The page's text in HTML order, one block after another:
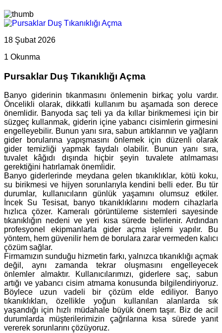
18 Şubat 2026
1 Okunma
Pursaklar Duş Tıkanıklığı Açma
Banyo giderinin tıkanmasını önlemenin birkaç yolu vardır.
Öncelikli olarak, dikkatli kullanım bu aşamada son derece
önemlidir. Banyoda saç teli ya da kıllar birikmemesi için bir
süzgeç kullanmak, giderin içine yabancı cisimlerin girmesini
engelleyebilir. Bunun yanı sıra, sabun artıklarının ve yağların
gider borularına yapışmasını önlemek için düzenli olarak
gider temizliği yapmak faydalı olabilir. Bunun yanı sıra,
tuvalet kâğıdı dışında hiçbir şeyin tuvalete atılmaması
gerektiğini hatırlamak önemlidir.
Banyo giderlerinde meydana gelen tıkanıklıklar, kötü koku,
su birikmesi ve hijyen sorunlarıyla kendini belli eder. Bu tür
durumlar, kullanıcıların günlük yaşamını olumsuz etkiler.
İncek Su Tesisat, banyo tıkanıklıklarını modern cihazlarla
hızlıca çözer. Kameralı görüntüleme sistemleri sayesinde
tıkanıklığın nedeni ve yeri kısa sürede belirlenir. Ardından
profesyonel ekipmanlarla gider açma işlemi yapılır. Bu
yöntem, hem güvenilir hem de borulara zarar vermeden kalıcı
çözüm sağlar.
Firmamızın sunduğu hizmetin farkı, yalnızca tıkanıklığı açmak
değil, aynı zamanda tekrar oluşmasını engelleyecek
önlemler almaktır. Kullanıcılarımızı, giderlere saç, sabun
artığı ve yabancı cisim atmama konusunda bilgilendiriyoruz.
Böylece uzun vadeli bir çözüm elde ediliyor. Banyo
tıkanıklıkları, özellikle yoğun kullanılan alanlarda sık
yaşandığı için hızlı müdahale büyük önem taşır. Biz de acil
durumlarda müşterilerimizin çağrılarına kısa sürede yanıt
vererek sorunlarını çözüyoruz.